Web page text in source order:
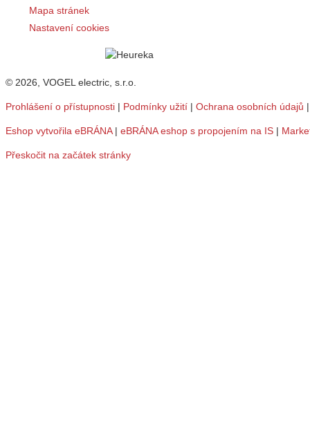
Mapa stránek
Nastavení cookies
© 2026, VOGEL electric, s.r.o.
Prohlášení o přístupnosti | Podmínky užití | Ochrana osobních údajů
Eshop vytvořila eBRÁNA| eBRÁNA eshop s propojením na IS |
Přeskočit na začátek stránky